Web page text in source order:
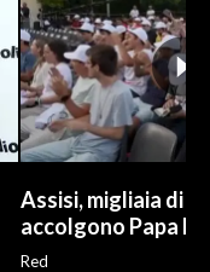
Assisi, migliaia di
accolgono Papa
Red